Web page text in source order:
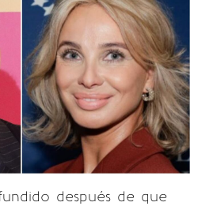
después de que